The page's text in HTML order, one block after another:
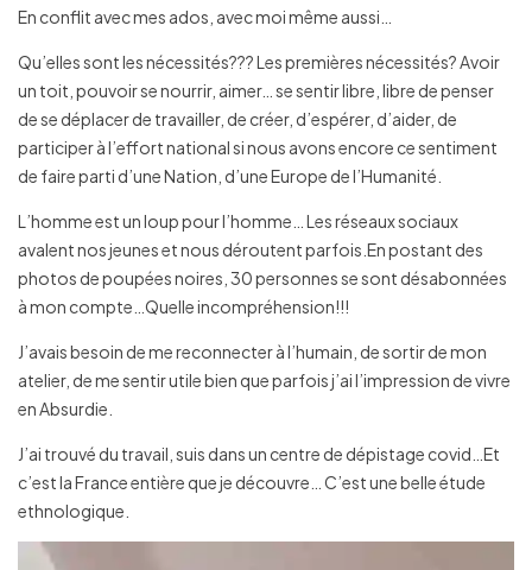
En conflit avec mes ados, avec moi même aussi…
Qu’elles sont les nécessités??? Les premières nécessités? Avoir
un toit, pouvoir se nourrir, aimer… se sentir libre, libre de penser
de se déplacer de travailler, de créer, d’espérer, d’aider, de
participer à l’effort national si nous avons encore ce sentiment
de faire parti d’une Nation, d’une Europe de l’Humanité.
L’homme est un loup pour l’homme… Les réseaux sociaux
avalent nos jeunes et nous déroutent parfois.En postant des
photos de poupées noires, 30 personnes se sont désabonnées
à mon compte…Quelle incompréhension!!!
J’avais besoin de me reconnecter à l’humain, de sortir de mon
atelier, de me sentir utile bien que parfois j’ai l’impression de vivre
en Absurdie.
J’ai trouvé du travail, suis dans un centre de dépistage covid…Et
c’est la France entière que je découvre… C’est une belle étude
ethnologique.